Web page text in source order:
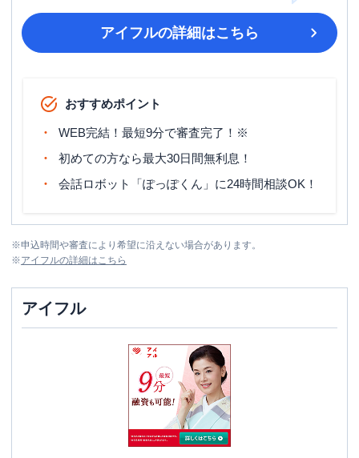
アイフルの詳細はこちら
おすすめポイント
WEB完結！最短9分で審査完了！※
初めての方なら最大30日間無利息！
会話ロボット「ぽっぽくん」に24時間相談OK！
※申込時間や審査により希望に沿えない場合があります。
※アイフルの詳細はこちら
アイフル